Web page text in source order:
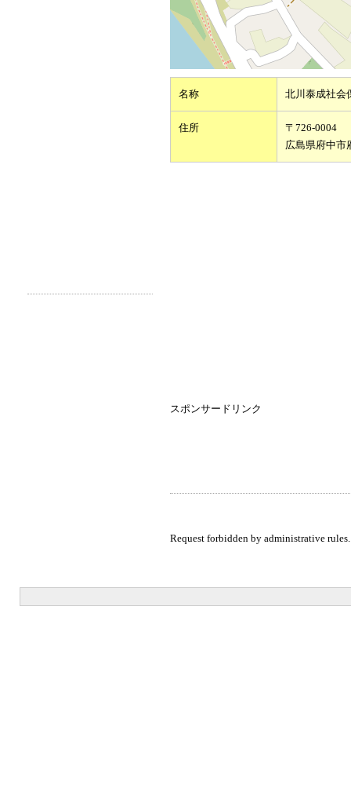
名称 北川泰成社会
住所
〒726-0004
広島県府中市
スポンサードリンク
Request forbidden by administrative rules.